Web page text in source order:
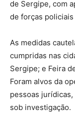
de Sergipe, com
de forças
As medidas
cumpridas nas
Sergipe; e Feira
Foram alvos da
pessoas
sob investigação.